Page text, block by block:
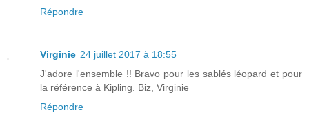
Répondre
Virginie 24 juillet 2017 à 18:55
J'adore l'ensemble !! Bravo pour les sablés léopard et pour
la référence à Kipling. Biz, Virginie
Répondre